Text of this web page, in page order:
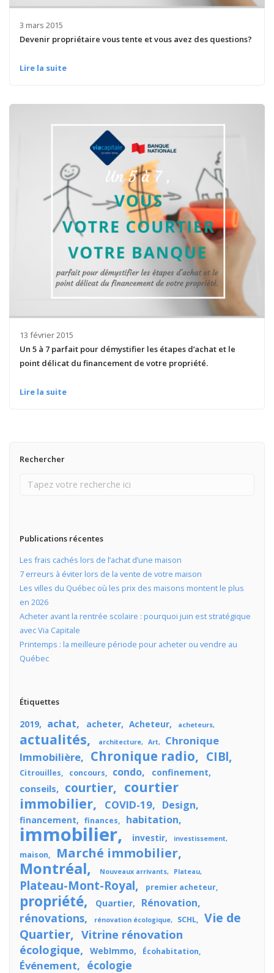
3 mars 2015
Devenir propriétaire vous tente et vous avez des questions?
Lire la suite
13 février 2015
Un 5 à 7 parfait pour démystifier les étapes d’achat et le
point délicat du financement de votre propriété.
Lire la suite
Rechercher
Publications récentes
Les frais cachés lors de l’achat d’une maison
7 erreurs à éviter lors de la vente de votre maison
Les villes du Québec où les prix des maisons montent le plus
en 2026
Acheter avant la rentrée scolaire : pourquoi juin est stratégique
avec Via Capitale
Printemps : la meilleure période pour acheter ou vendre au
Québec
Étiquettes
2019 achat acheter Acheteur acheteurs
actualités architecture Art
Chronique
Immobilière
Chronique radio CIBl
Citrouilles concours condo confinement
conseils courtier
courtier
immobilier
COVID-19 Design
financement finances habitation
immobilier investir investissement
maison Marché immobilier
Montréal Nouveaux arrivants Plateau
Plateau-Mont-Royal premier acheteur
propriété Quartier Rénovation
rénovations rénovation écologique SCHL
Vie de
Quartier
Vitrine rénovation
écologique
WebImmo Écohabitation
Événement écologie